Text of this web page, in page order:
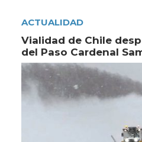
ACTUALIDAD
Vialidad de Chile
del Paso Cardenal